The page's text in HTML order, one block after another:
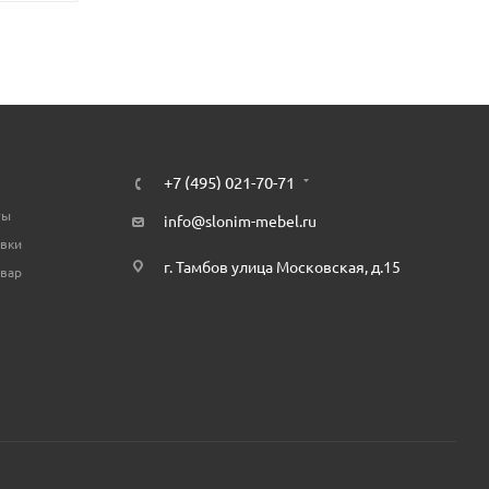
+7 (495) 021-70-71
info@slonim-mebel.ru
г. Тамбов улица Московская, д.15